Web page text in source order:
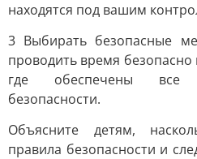
находятся под вашим
3 Выбирать безопасные
проводить время
где обеспечены все
безопасности.
Объясните детям,
правила безопасности и